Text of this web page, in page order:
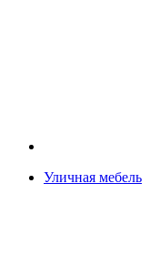
Уличная мебель